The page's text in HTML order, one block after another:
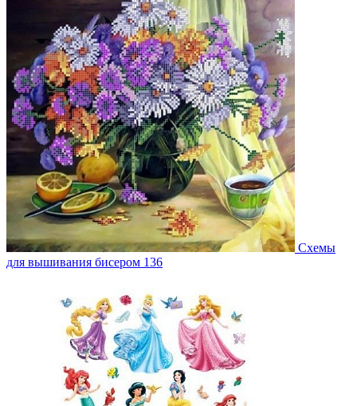
Схемы
для вышивания бисером 136